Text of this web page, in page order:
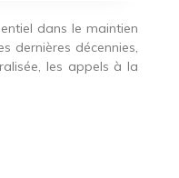
dans le maintien
dernières décennies,
les appels à la